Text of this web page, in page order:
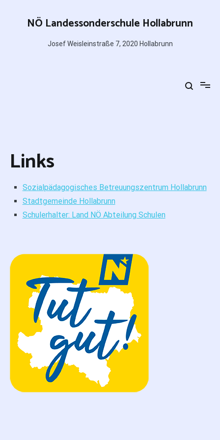
springenNÖ Landessonderschule Hollabrunn
Josef Weisleinstraße 7, 2020 Hollabrunn
Links
Sozialpädagogisches Betreuungszentrum Hollabrunn
Stadtgemeinde Hollabrunn
Schulerhalter: Land NÖ Abteilung Schulen